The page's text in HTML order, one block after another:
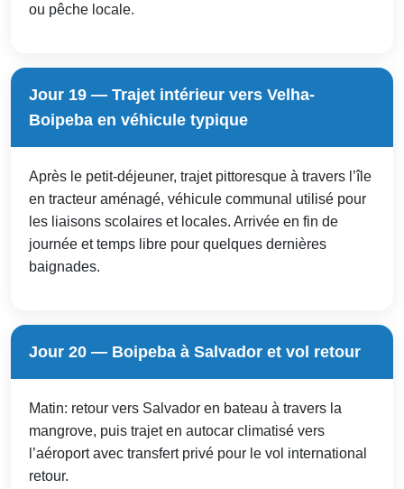
ou pêche locale.
Jour 19 — Trajet intérieur vers Velha-
Boipeba en véhicule typique
Après le petit-déjeuner, trajet pittoresque à travers l’île
en tracteur aménagé, véhicule communal utilisé pour
les liaisons scolaires et locales. Arrivée en fin de
journée et temps libre pour quelques dernières
baignades.
Jour 20 — Boipeba à Salvador et vol retour
Matin: retour vers Salvador en bateau à travers la
mangrove, puis trajet en autocar climatisé vers
l’aéroport avec transfert privé pour le vol international
retour.